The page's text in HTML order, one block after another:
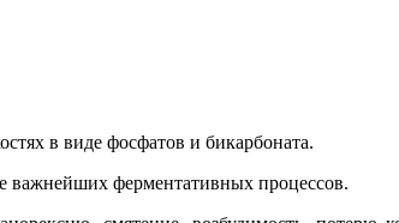
в виде фосфатов и бикарбоната.
важнейших ферментативных процессов.